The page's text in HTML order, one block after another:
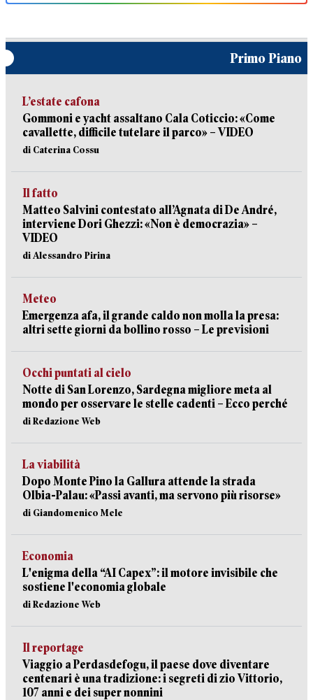
Primo Piano
L’estate cafona
Gommoni e yacht assaltano Cala Coticcio: «Come
cavallette, difficile tutelare il parco» – VIDEO
di Caterina Cossu
Il fatto
Matteo Salvini contestato all’Agnata di De André,
interviene Dori Ghezzi: «Non è democrazia» –
VIDEO
di Alessandro Pirina
Meteo
Emergenza afa, il grande caldo non molla la presa:
altri sette giorni da bollino rosso – Le previsioni
Occhi puntati al cielo
Notte di San Lorenzo, Sardegna migliore meta al
mondo per osservare le stelle cadenti – Ecco perché
di Redazione Web
La viabilità
Dopo Monte Pino la Gallura attende la strada
Olbia-Palau: «Passi avanti, ma servono più risorse»
di Giandomenico Mele
Economia
L'enigma della “AI Capex”: il motore invisibile che
sostiene l'economia globale
di Redazione Web
Il reportage
Viaggio a Perdasdefogu, il paese dove diventare
centenari è una tradizione: i segreti di zio Vittorio,
107 anni e dei super nonnini